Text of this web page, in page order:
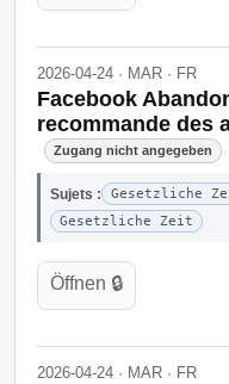
2026-04-24 · MAR · FR
Facebook
recommande des
Zugang nicht angegeben
Sujets :
Gesetzliche
Gesetzliche Zeit
Öffnen 🔒
2026-04-24 · MAR · FR